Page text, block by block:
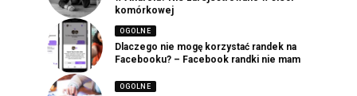
komórkowej
OGOLNE
Dlaczego nie mogę korzystać randek na
Facebooku? – Facebook randki nie mam
OGOLNE